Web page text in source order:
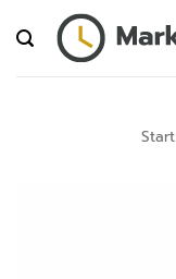
Inhalt
springen
Start